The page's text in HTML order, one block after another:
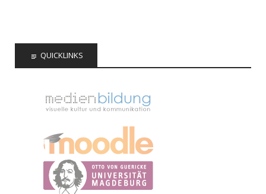
QUICKLINKS